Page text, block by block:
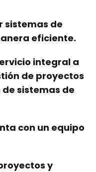
sistemas de
eficiente.
integrala
de proyectos
sistemas de
con un equipo
y